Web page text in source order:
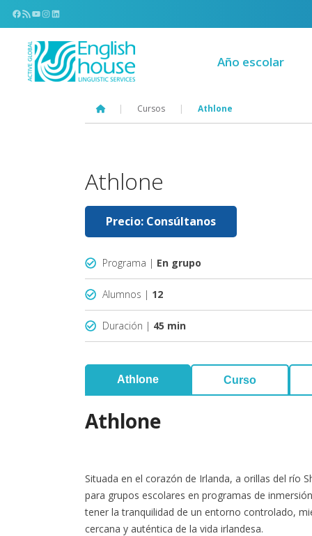
Facebook
Feed RSSYouTube
Instagram
LinkedIn
Año escolar
| Cursos | Athlone
Athlone
Precio: Consúltanos
Programa | En grupo
Alumnos | 12
Duración | 45 min
Athlone Curso
Athlone
Situada en el corazón de Irlanda, a orillas del río
para grupos escolares en programas de
tener la tranquilidad de un entorno controlado,
cercana y auténtica de la vida irlandesa.